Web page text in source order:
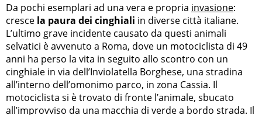
Da pochi esemplari ad una vera e propria invasione:
cresce la paura dei cinghiali in diverse città italiane.
L’ultimo grave incidente causato da questi animali
selvatici è avvenuto a Roma, dove un motociclista di 49
anni ha perso la vita in seguito allo scontro con un
cinghiale in via dell’Inviolatella Borghese, una stradina
all’interno dell’omonimo parco, in zona Cassia. Il
motociclista si è trovato di fronte l’animale, sbucato
all’improvviso da una macchia di verde a bordo strada. Il